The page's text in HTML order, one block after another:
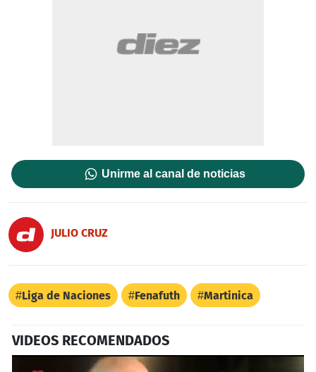
Unirme al canal de noticias
JULIO CRUZ
Liga de Naciones Fenafuth Martinica
VIDEOS RECOMENDADOS